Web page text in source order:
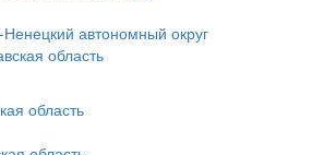
автономный округ
область
область